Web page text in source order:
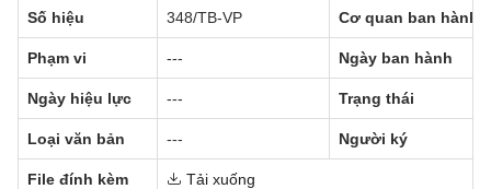
Số hiệu 348/TB-VP Cơ quan ban hành
Phạm vi --- Ngày ban hành
Ngày hiệu lực --- Trạng thái
Loại văn bản --- Người ký
File đính kèm Tải xuống